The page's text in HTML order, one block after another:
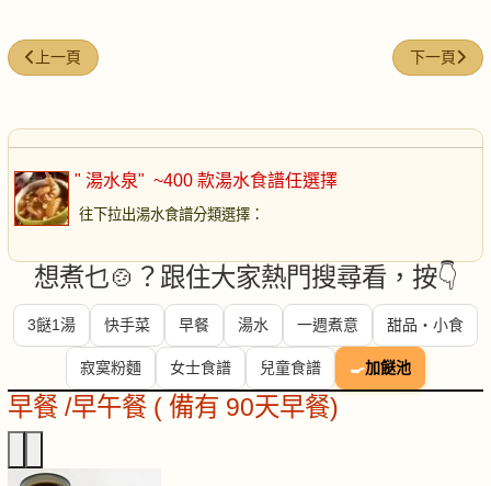
上一篇文章: 紫菜豆腐湯
上一頁 下一篇文章
下一頁
" 湯水泉" ~400 款湯水食譜任選擇
往下拉出湯水食譜分類選擇 ：
想煮乜🍲？跟住大家熱門搜尋看，按👇
3餸1湯 快手菜 早餐 湯水 一週煮意 甜品・小食
寂寞粉麵 女士食譜 兒童食譜 🍳加餸池
早餐 /早午餐 ( 備有 90天早餐)